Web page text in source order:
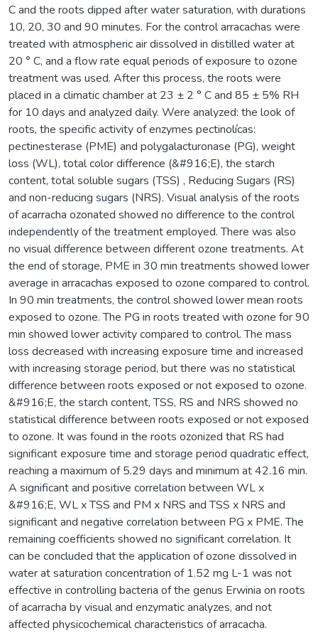
C and the roots dipped after water saturation, with durations
10, 20, 30 and 90 minutes. For the control arracachas were
treated with atmospheric air dissolved in distilled water at
20 ° C, and a flow rate equal periods of exposure to ozone
treatment was used. After this process, the roots were
placed in a climatic chamber at 23 ± 2 ° C and 85 ± 5% RH
for 10 days and analyzed daily. Were analyzed: the look of
roots, the specific activity of enzymes pectinolícas:
pectinesterase (PME) and polygalacturonase (PG), weight
loss (WL), total color difference (&#916;E), the starch
content, total soluble sugars (TSS) , Reducing Sugars (RS)
and non-reducing sugars (NRS). Visual analysis of the roots
of acarracha ozonated showed no difference to the control
independently of the treatment employed. There was also
no visual difference between different ozone treatments. At
the end of storage, PME in 30 min treatments showed lower
average in arracachas exposed to ozone compared to control.
In 90 min treatments, the control showed lower mean roots
exposed to ozone. The PG in roots treated with ozone for 90
min showed lower activity compared to control. The mass
loss decreased with increasing exposure time and increased
with increasing storage period, but there was no statistical
difference between roots exposed or not exposed to ozone.
&#916;E, the starch content, TSS, RS and NRS showed no
statistical difference between roots exposed or not exposed
to ozone. It was found in the roots ozonized that RS had
significant exposure time and storage period quadratic effect,
reaching a maximum of 5.29 days and minimum at 42.16 min.
A significant and positive correlation between WL x
&#916;E, WL x TSS and PM x NRS and TSS x NRS and
significant and negative correlation between PG x PME. The
remaining coefficients showed no significant correlation. It
can be concluded that the application of ozone dissolved in
water at saturation concentration of 1.52 mg L-1 was not
effective in controlling bacteria of the genus Erwinia on roots
of acarracha by visual and enzymatic analyzes, and not
affected physicochemical characteristics of arracacha.